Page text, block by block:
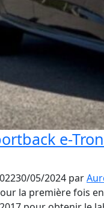
e-
30/05/2024 par
la première fois